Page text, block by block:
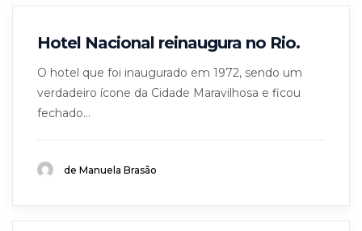
Hotel Nacional reinaugura no Rio.
O hotel que foi inaugurado em 1972, sendo um
verdadeiro ícone da Cidade Maravilhosa e ficou
fechado...
de Manuela Brasão